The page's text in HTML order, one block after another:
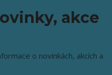
akce
o novinkách, akcích a